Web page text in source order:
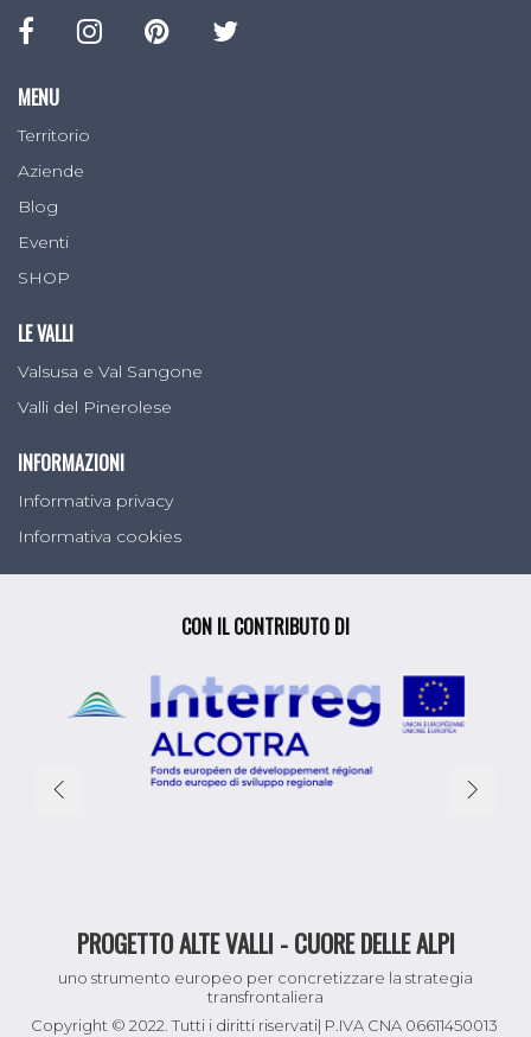
MENU
Territorio
Aziende
Blog
Eventi
SHOP
LE VALLI
Valsusa e Val Sangone
Valli del Pinerolese
INFORMAZIONI
Informativa privacy
Informativa cookies
PROGETTO ALTE VALLI - CUORE DELLE ALPI
uno strumento europeo per concretizzare la strategia
transfrontaliera
Copyright © 2022. Tutti i diritti riservati| P.IVA CNA 06611450013
CON IL CONTRIBUTO DI